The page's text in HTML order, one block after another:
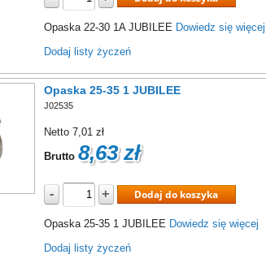
Opaska 22-30 1A JUBILEE Dowiedz się więcej
Dodaj listy życzeń
Opaska 25-35 1 JUBILEE
J02535
Netto 7,01 zł
Brutto 8,63 zł
- + Dodaj do koszyka
Opaska 25-35 1 JUBILEE Dowiedz się więcej
Dodaj listy życzeń